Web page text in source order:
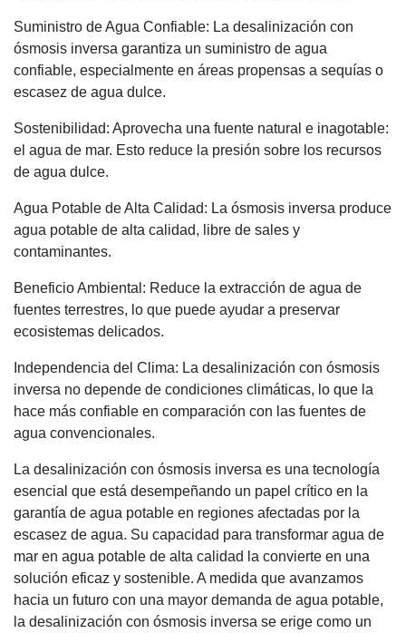
Suministro de Agua Confiable: La desalinización con
ósmosis inversa garantiza un suministro de agua
confiable, especialmente en áreas propensas a sequías o
escasez de agua dulce.
Sostenibilidad: Aprovecha una fuente natural e inagotable:
el agua de mar. Esto reduce la presión sobre los recursos
de agua dulce.
Agua Potable de Alta Calidad: La ósmosis inversa produce
agua potable de alta calidad, libre de sales y
contaminantes.
Beneficio Ambiental: Reduce la extracción de agua de
fuentes terrestres, lo que puede ayudar a preservar
ecosistemas delicados.
Independencia del Clima: La desalinización con ósmosis
inversa no depende de condiciones climáticas, lo que la
hace más confiable en comparación con las fuentes de
agua convencionales.
La desalinización con ósmosis inversa es una tecnología
esencial que está desempeñando un papel crítico en la
garantía de agua potable en regiones afectadas por la
escasez de agua. Su capacidad para transformar agua de
mar en agua potable de alta calidad la convierte en una
solución eficaz y sostenible. A medida que avanzamos
hacia un futuro con una mayor demanda de agua potable,
la desalinización con ósmosis inversa se erige como un